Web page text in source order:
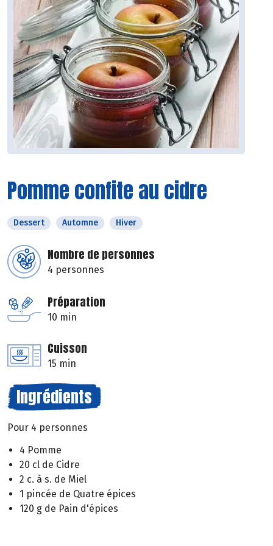
Pomme confite au cidre
Dessert Automne Hiver
Nombre de personnes
4 personnes
Préparation
10 min
Cuisson
15 min
Ingrédients
Pour 4 personnes
4 Pomme
20 cl de Cidre
2 c. à s. de Miel
1 pincée de Quatre épices
120 g de Pain d'épices